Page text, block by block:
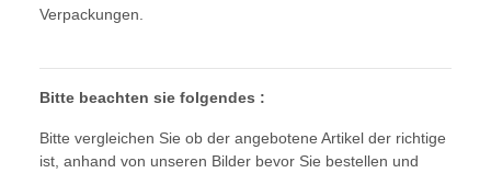
Verpackungen.
Bitte beachten sie folgendes :
Bitte vergleichen Sie ob der angebotene Artikel der richtige
ist, anhand von unseren Bilder bevor Sie bestellen und